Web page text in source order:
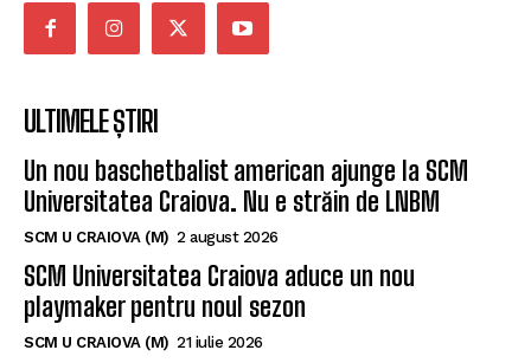
ULTIMELE ȘTIRI
Un nou baschetbalist american ajunge la SCM
Universitatea Craiova. Nu e străin de LNBM
SCM U CRAIOVA (M) 2 august 2026
SCM Universitatea Craiova aduce un nou
playmaker pentru noul sezon
SCM U CRAIOVA (M) 21 iulie 2026